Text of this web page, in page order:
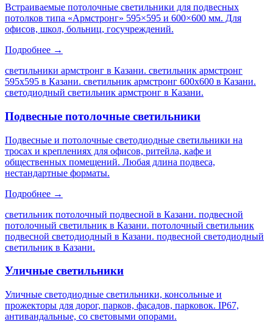
Встраиваемые потолочные светильники для подвесных
потолков типа «Армстронг» 595×595 и 600×600 мм. Для
офисов, школ, больниц, госучреждений.
Подробнее →
светильники армстронг в Казани. светильник армстронг
595х595 в Казани. светильник армстронг 600х600 в Казани.
светодиодный светильник армстронг в Казани.
Подвесные потолочные светильники
Подвесные и потолочные светодиодные светильники на
тросах и креплениях для офисов, ритейла, кафе и
общественных помещений. Любая длина подвеса,
нестандартные форматы.
Подробнее →
светильник потолочный подвесной в Казани. подвесной
потолочный светильник в Казани. потолочный светильник
подвесной светодиодный в Казани. подвесной светодиодный
светильник в Казани.
Уличные светильники
Уличные светодиодные светильники, консольные и
прожекторы для дорог, парков, фасадов, парковок. IP67,
антивандальные, со световыми опорами.